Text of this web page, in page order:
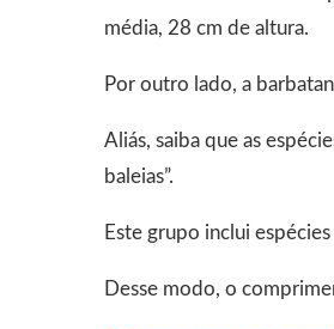
média, 28 cm de altura.
Por outro lado, a
Aliás, saiba que as
baleias”.
Este grupo inclui
Desse modo, o